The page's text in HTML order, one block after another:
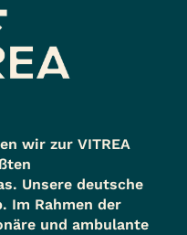
wir zur VITREA
Unsere deutsche
Im Rahmen der
und ambulante